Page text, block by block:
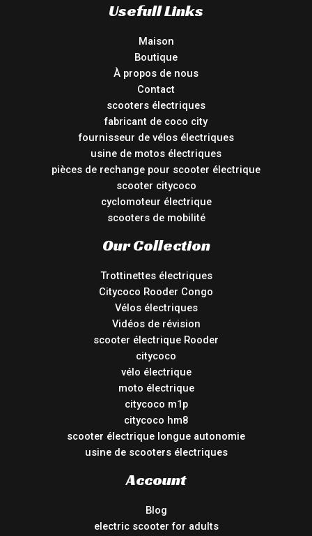
Usefull Links
Maison
Boutique
À propos de nous
Contact
scooters électriques
fabricant de coco city
fournisseur de vélos électriques
usine de motos électriques
pièces de rechange pour scooter électrique
scooter citycoco
cyclomoteur électrique
scooters de mobilité
Our Collection
Trottinettes électriques
Citycoco Rooder Congo
Vélos électriques
Vidéos de révision
scooter électrique Rooder
citycoco
vélo électrique
moto électrique
citycoco m1p
citycoco hm8
scooter électrique longue autonomie
usine de scooters électriques
Account
Blog
electric scooter for adults